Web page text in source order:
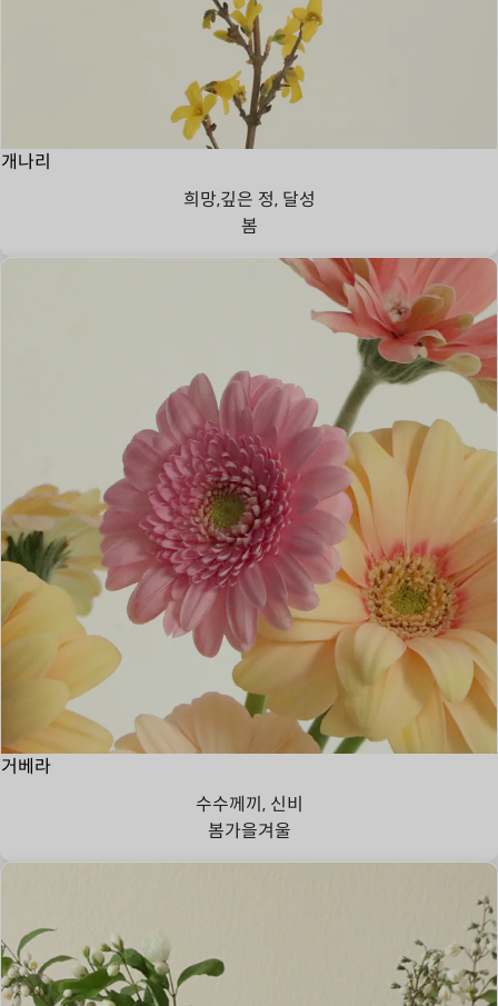
개나리
희망,깊은 정, 달성
봄
거베라
수수께끼, 신비
봄가을겨울